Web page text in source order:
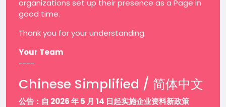
organizations set up their presence as a Page in
good time.
Thank you for your understanding.
Your Team
----
Chinese Simplified / 简体中文
公告：自 2026 年 5 月 14 日起实施企业资料新政策